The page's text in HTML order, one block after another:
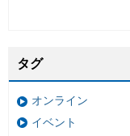
タグ
オンライン
イベント